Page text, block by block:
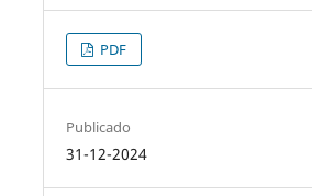
PDF
Publicado
31-12-2024